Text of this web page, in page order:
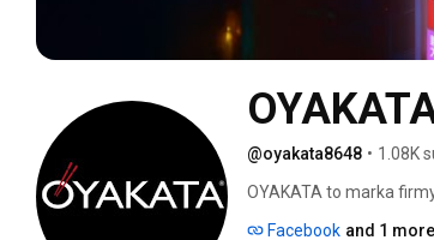
@oyakata8648 • 1.08K
OYAKATA to marka
Facebook and 1